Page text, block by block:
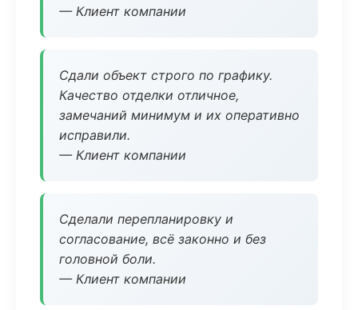
— Клиент компании
Сдали объект строго по графику.
Качество отделки отличное,
замечаний минимум и их оперативно
исправили.
— Клиент компании
Сделали перепланировку и
согласование, всё законно и без
головной боли.
— Клиент компании